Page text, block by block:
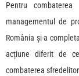
Pentru combaterea
managementul de
România și-a
acțiune diferit de
combaterea